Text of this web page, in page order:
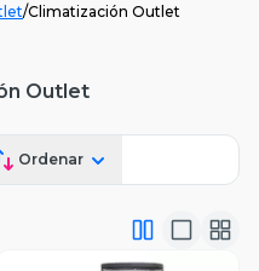
/Climatización Outlet
Outlet
Ordenar